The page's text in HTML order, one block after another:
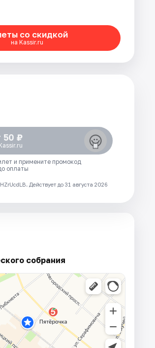
со скидкой
на Kassir.ru
50 ₽
и примените промокод
оплаты
Действует до 31 августа 2026
собрания